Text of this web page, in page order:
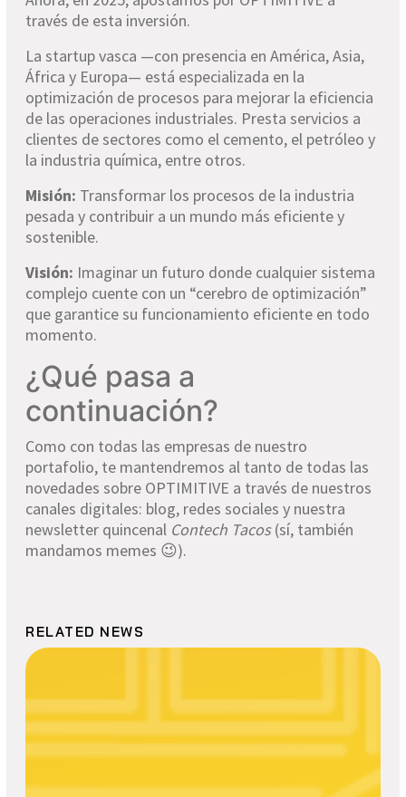
través de esta inversión.
La startup vasca —con presencia en América, Asia,
África y Europa— está especializada en la
optimización de procesos para mejorar la eficiencia
de las operaciones industriales. Presta servicios a
clientes de sectores como el cemento, el petróleo y
la industria química, entre otros.
Misión: Transformar los procesos de la industria
pesada y contribuir a un mundo más eficiente y
sostenible.
Visión: Imaginar un futuro donde cualquier sistema
complejo cuente con un “cerebro de optimización”
que garantice su funcionamiento eficiente en todo
momento.
¿Qué pasa a
continuación?
Como con todas las empresas de nuestro
portafolio, te mantendremos al tanto de todas las
novedades sobre OPTIMITIVE a través de nuestros
canales digitales: blog, redes sociales y nuestra
newsletter quincenal Contech Tacos(sí, también
mandamos memes 😉).
RELATED NEWS